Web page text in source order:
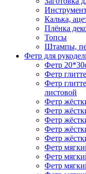
Калька,
Плёнка
Топсы
Штампы,
Фетр для
Фетр
Фетр
Фетр
листовой
Фетр
Фетр
Фетр
Фетр
Фетр
Фетр
Фетр
Фетр